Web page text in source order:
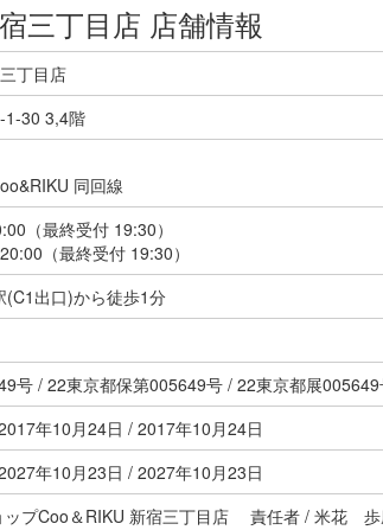
三丁目店 店舗情報
丁目店
1-30 3,4階
同回線
（最終受付 19:30）
（最終受付 19:30）
(C1出口)から徒歩1分
号 / 22東京都保第005649号 / 22東京都展
年10月24日 / 2017年10月24日
年10月23日 / 2027年10月23日
ップCoo＆RIKU 新宿三丁目店 責任者 / 米花 歩